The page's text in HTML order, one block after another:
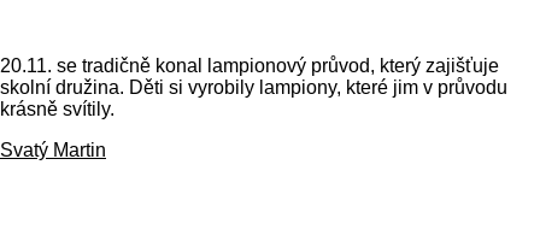
20.11. se tradičně konal lampionový průvod, který zajišťuje
skolní družina. Děti si vyrobily lampiony, které jim v průvodu
krásně svítily.
Svatý Martin